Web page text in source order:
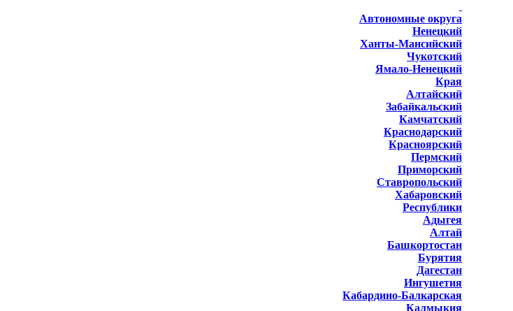
Автономные округа
Ненецкий
Ханты-Мансийский
Чукотский
Ямало-Ненецкий
Края
Алтайский
Забайкальский
Камчатский
Краснодарский
Красноярский
Пермский
Приморский
Ставропольский
Хабаровский
Республики
Адыгея
Алтай
Башкортостан
Бурятия
Дагестан
Ингушетия
Кабардино-Балкарская
Калмыкия